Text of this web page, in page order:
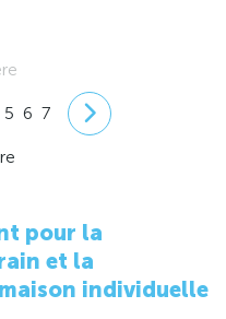
5 6 7
pour la
et la
individuelle